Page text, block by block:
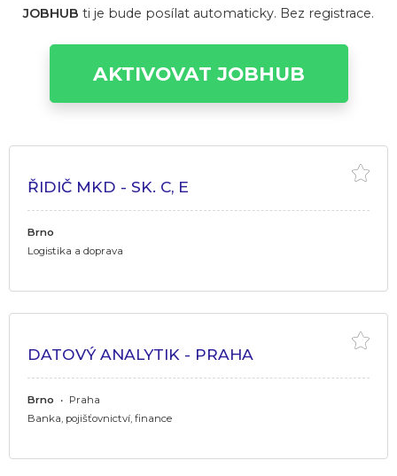
JOBHUB ti je bude posílat automaticky. Bez registrace.
AKTIVOVAT JOBHUB
ŘIDIČ MKD - SK. C, E
Brno
Logistika a doprava
DATOVÝ ANALYTIK - PRAHA
Brno • Praha
Banka, pojišťovnictví, finance